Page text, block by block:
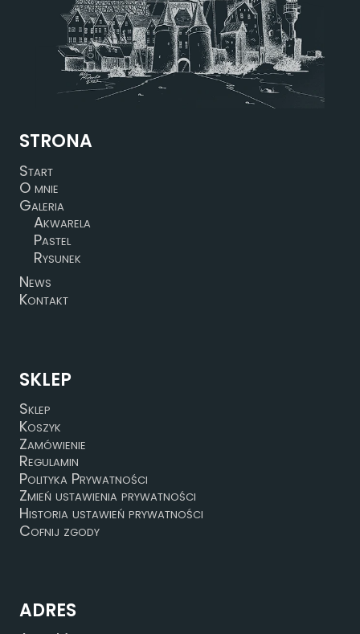
STRONA
Start
O mnie
Galeria
Akwarela
Pastel
Rysunek
News
Kontakt
SKLEP
Sklep
Koszyk
Zamówienie
Regulamin
Polityka Prywatności
Zmień ustawienia prywatności
Historia ustawień prywatności
Cofnij zgody
ADRES